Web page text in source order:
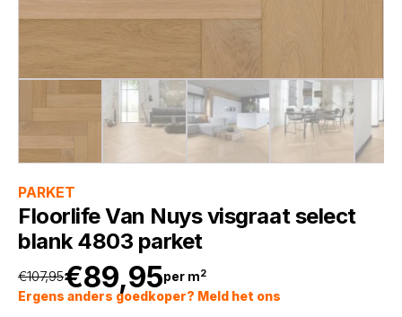
PARKET
Floorlife Van Nuys visgraat select
blank 4803 parket
€107,95
Oorspronkelijke
€89,95
Huidige
per m2
Ergens anders goedkoper? Meld het ons